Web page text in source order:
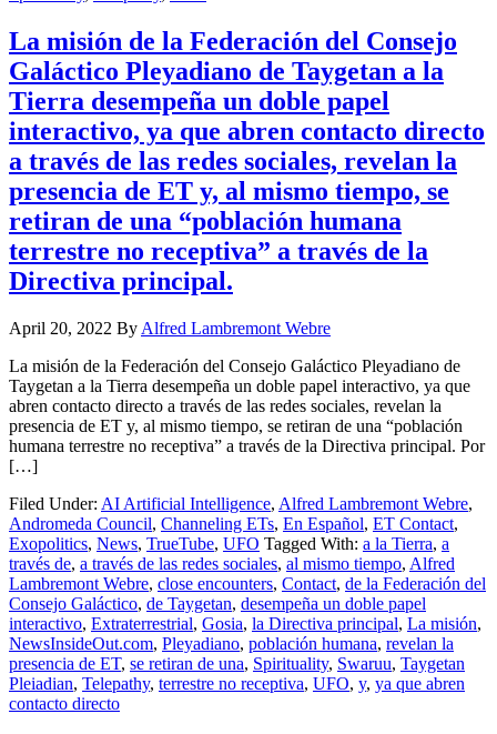
La misión de la Federación del Consejo
Galáctico Pleyadiano de Taygetan a la
Tierra desempeña un doble papel
interactivo, ya que abren contacto directo
a través de las redes sociales, revelan la
presencia de ET y, al mismo tiempo, se
retiran de una “población humana
terrestre no receptiva” a través de la
Directiva principal.
April 20, 2022 By Alfred Lambremont Webre
La misión de la Federación del Consejo Galáctico Pleyadiano de
Taygetan a la Tierra desempeña un doble papel interactivo, ya que
abren contacto directo a través de las redes sociales, revelan la
presencia de ET y, al mismo tiempo, se retiran de una “población
humana terrestre no receptiva” a través de la Directiva principal. Por
[…]
Filed Under: AI Artificial Intelligence, Alfred Lambremont Webre,
Andromeda Council, Channeling ETs, En Español, ET Contact,
Exopolitics, News, TrueTube, UFO Tagged With: a la Tierra, a
través de, a través de las redes sociales, al mismo tiempo, Alfred
Lambremont Webre, close encounters, Contact, de la Federación del
Consejo Galáctico, de Taygetan, desempeña un doble papel
interactivo, Extraterrestrial, Gosia, la Directiva principal, La misión,
NewsInsideOut.com, Pleyadiano, población humana, revelan la
presencia de ET, se retiran de una, Spirituality, Swaruu, Taygetan
Pleiadian, Telepathy, terrestre no receptiva, UFO, y, ya que abren
contacto directo